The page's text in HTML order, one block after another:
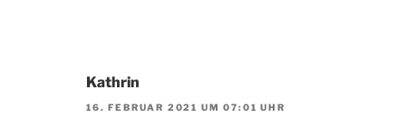
Kathrin
16. FEBRUAR 2021 UM 07:01 UHR